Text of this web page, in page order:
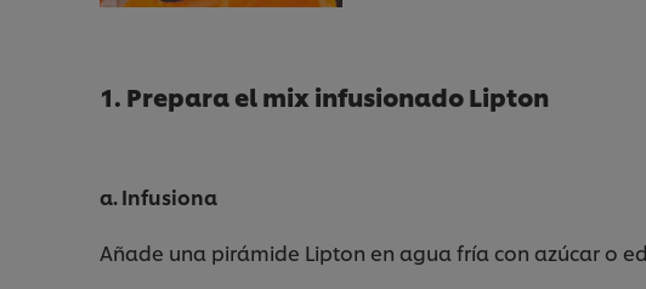
1. Prepara el mix infusionado Lipton
a. Infusiona
Añade una pirámide Lipton en agua fría con azúcar o